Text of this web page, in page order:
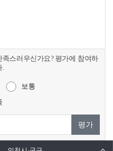
스러우신가요? 평가에 참여하
.
보통
평가